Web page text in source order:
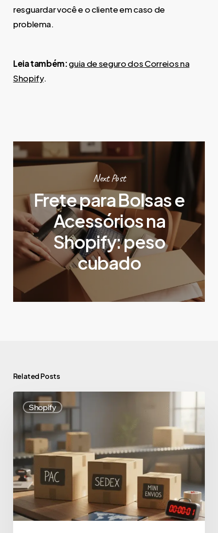
resguardar você e o cliente em caso de
problema.
Leia também:guia de seguro dos Correios na
Shopify.
Next Post
Frete para Bolsas e
Acessórios na
Shopify: peso
cubado
Related Posts
Shopify